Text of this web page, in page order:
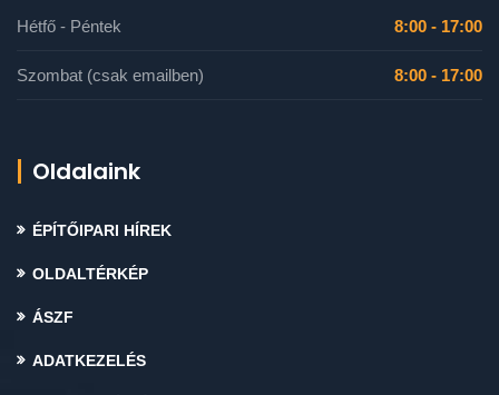
Hétfő - Péntek 8:00 - 17:00
Szombat (csak emailben) 8:00 - 17:00
Oldalaink
ÉPÍTŐIPARI HÍREK
OLDALTÉRKÉP
ÁSZF
ADATKEZELÉS